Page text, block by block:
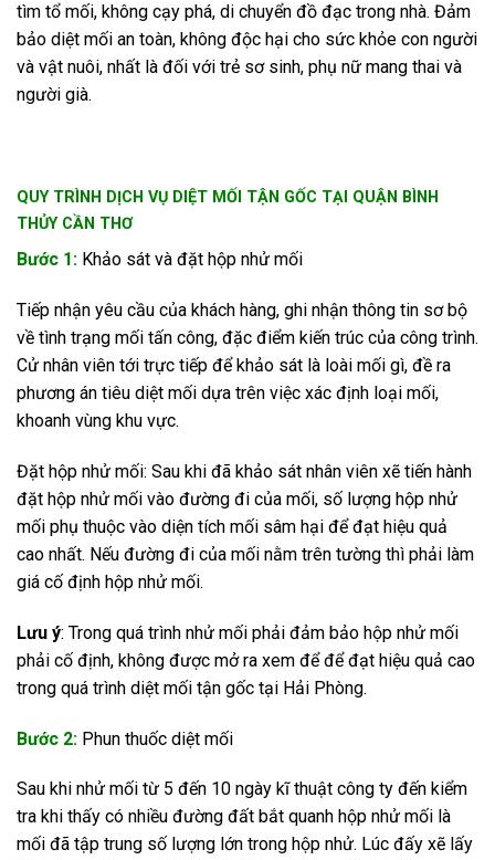
tìm tổ mối, không cạy phá, di chuyển đồ đạc trong nhà. Đảm
bảo diệt mối an toàn, không độc hại cho sức khỏe con người
và vật nuôi, nhất là đối với trẻ sơ sinh, phụ nữ mang thai và
người già.
QUY TRÌNH DỊCH VỤ DIỆT MỐI TẬN GỐC TẠI QUẬN BÌNH
THỦY CẦN THƠ
Bước 1: Khảo sát và đặt hộp nhử mối
Tiếp nhận yêu cầu của khách hàng, ghi nhận thông tin sơ bộ
về tình trạng mối tấn công, đặc điểm kiến trúc của công trình.
Cử nhân viên tới trực tiếp để khảo sát là loài mối gì, đề ra
phương án tiêu diệt mối dựa trên việc xác định loại mối,
khoanh vùng khu vực.
Đặt hộp nhử mối: Sau khi đã khảo sát nhân viên xẽ tiến hành
đặt hộp nhử mối vào đường đi của mối, số lượng hộp nhử
mối phụ thuộc vào diện tích mối sâm hại để đạt hiệu quả
cao nhất. Nếu đường đi của mối nằm trên tường thì phải làm
giá cố định hộp nhử mối.
Lưu ý: Trong quá trình nhử mối phải đảm bảo hộp nhử mối
phải cố định, không được mở ra xem để để đạt hiệu quả cao
trong quá trình diệt mối tận gốc tại Hải Phòng.
Bước 2: Phun thuốc diệt mối
Sau khi nhử mối từ 5 đến 10 ngày kĩ thuật công ty đến kiểm
tra khi thấy có nhiều đường đất bắt quanh hộp nhử mối là
mối đã tập trung số lượng lớn trong hộp nhử. Lúc đấy xẽ lấy